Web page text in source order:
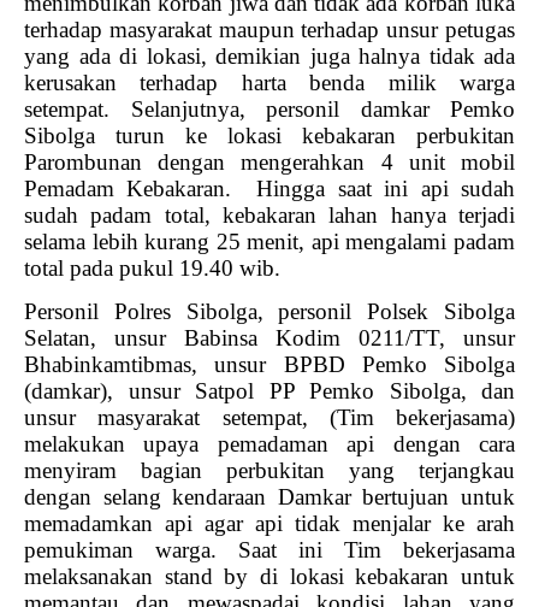
terhadap masyarakat maupun terhadap unsur petugas
yang ada di lokasi, demikian juga halnya tidak ada
kerusakan terhadap harta benda milik warga
setempat. Selanjutnya, personil damkar Pemko
Sibolga turun ke lokasi kebakaran perbukitan
Parombunan dengan mengerahkan 4 unit mobil
Pemadam Kebakaran.
Hingga saat ini api sudah
sudah padam total, kebakaran lahan hanya terjadi
selama lebih kurang 25 menit, api mengalami padam
total pada pukul 19.40 wib.
Personil Polres Sibolga, personil Polsek Sibolga
Selatan, unsur Babinsa Kodim 0211/TT, unsur
Bhabinkamtibmas, unsur BPBD Pemko Sibolga
(damkar), unsur Satpol PP Pemko Sibolga, dan
unsur masyarakat setempat, (Tim bekerjasama)
melakukan upaya pemadaman api dengan cara
menyiram bagian perbukitan yang terjangkau
dengan selang kendaraan Damkar bertujuan untuk
memadamkan api agar api tidak menjalar ke arah
pemukiman warga. Saat ini Tim bekerjasama
melaksanakan stand by di lokasi kebakaran untuk